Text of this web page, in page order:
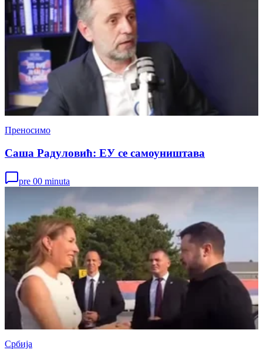
Преносимо
Саша Радуловић: ЕУ се самоуништава
pre 00 minuta
Србија